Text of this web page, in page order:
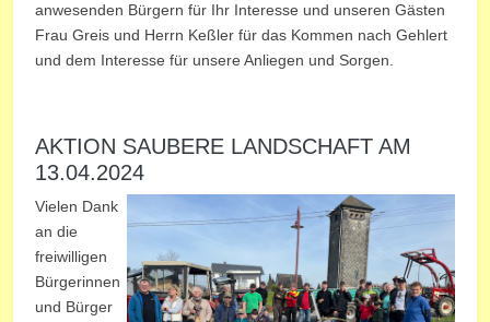
anwesenden Bürgern für Ihr Interesse und unseren Gästen
Frau Greis und Herrn Keßler für das Kommen nach Gehlert
und dem Interesse für unsere Anliegen und Sorgen.
AKTION SAUBERE LANDSCHAFT AM
13.04.2024
Vielen Dank
an die
freiwilligen
Bürgerinnen
und Bürger